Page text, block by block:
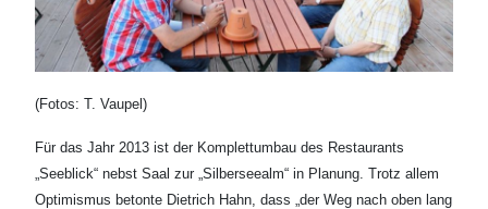
(Fotos: T. Vaupel)
Für das Jahr 2013 ist der Komplettumbau des Restaurants
„Seeblick“ nebst Saal zur „Silberseealm“ in Planung. Trotz allem
Optimismus betonte Dietrich Hahn, dass „der Weg nach oben lang